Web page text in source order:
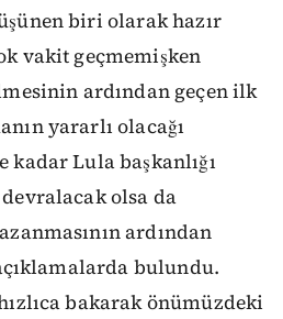
biri olarak hazır
vakit geçmemişken
ardından geçen ilk
yararlı olacağı
kadar Lula başkanlığı
devralacak olsa da
ardından
bulundu.
bakarak önümüzdeki